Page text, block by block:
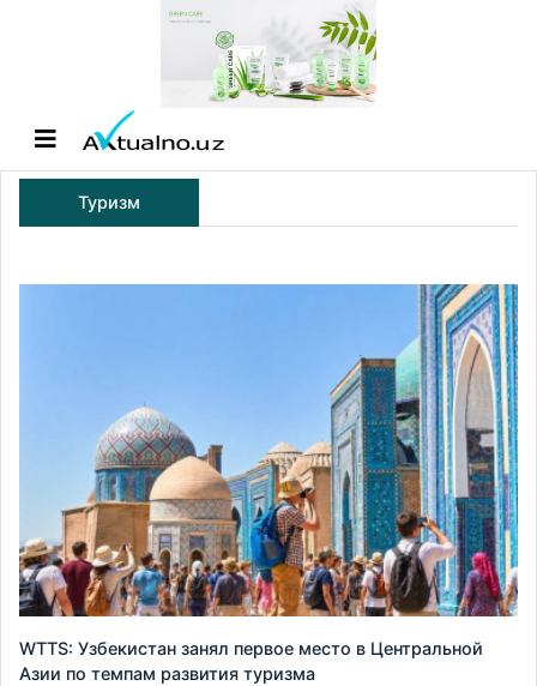
Туризм
WTTS: Узбекистан занял первое место в Центральной
Азии по темпам развития туризма